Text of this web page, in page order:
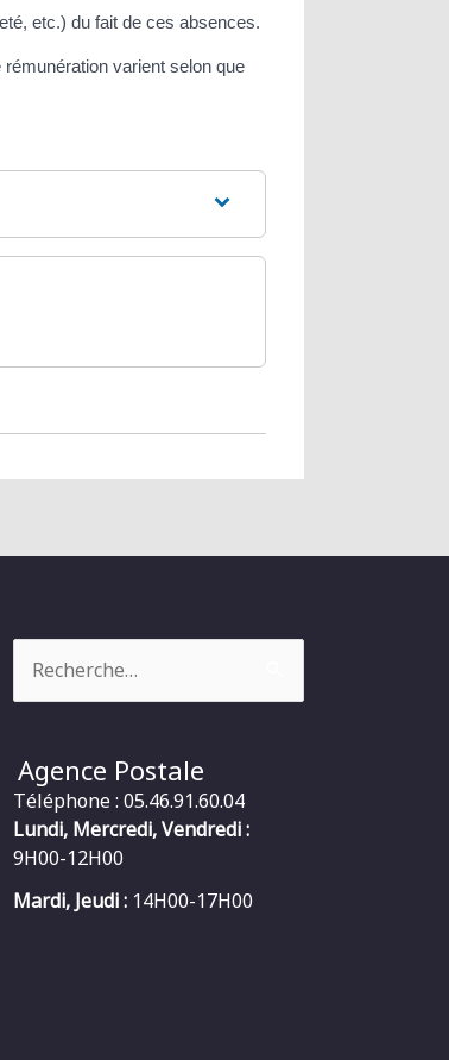
etc.) du fait de ces absences.
varient selon que
Agence Postale
Téléphone : 05.46.91.60.04
Lundi, Mercredi, Vendredi :
9H00-12H00
Mardi, Jeudi : 14H00-17H00